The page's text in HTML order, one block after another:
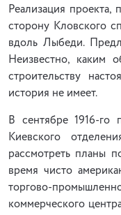
Реализация проекта,
сторону Кловского
вдоль Лыбеди.
Неизвестно, каким
строительству
история не имеет.
В сентябре 1916-го
Киевского
рассмотреть планы
время чисто
торгово-
коммерческого